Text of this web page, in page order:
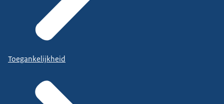
Toegankelijkheid